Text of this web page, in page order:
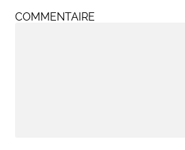
COMMENTAIRE